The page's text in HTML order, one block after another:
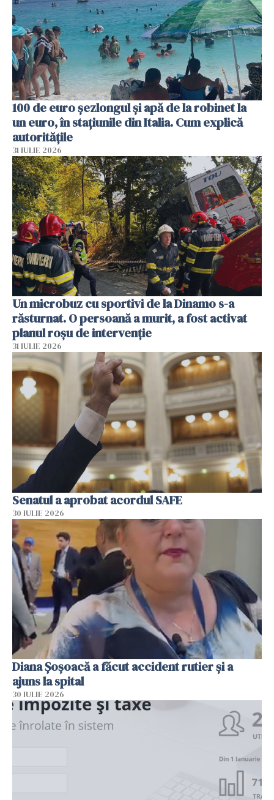
100 de euro șezlongul și apă de la robinet la
un euro, în stațiunile din Italia. Cum explică
autoritățile
31 IULIE 2026
Un microbuz cu sportivi de la Dinamo s-a
răsturnat. O persoană a murit, a fost activat
planul roșu de intervenție
31 IULIE 2026
Senatul a aprobat acordul SAFE
30 IULIE 2026
Diana Șoșoacă a făcut accident rutier și a
ajuns la spital
30 IULIE 2026